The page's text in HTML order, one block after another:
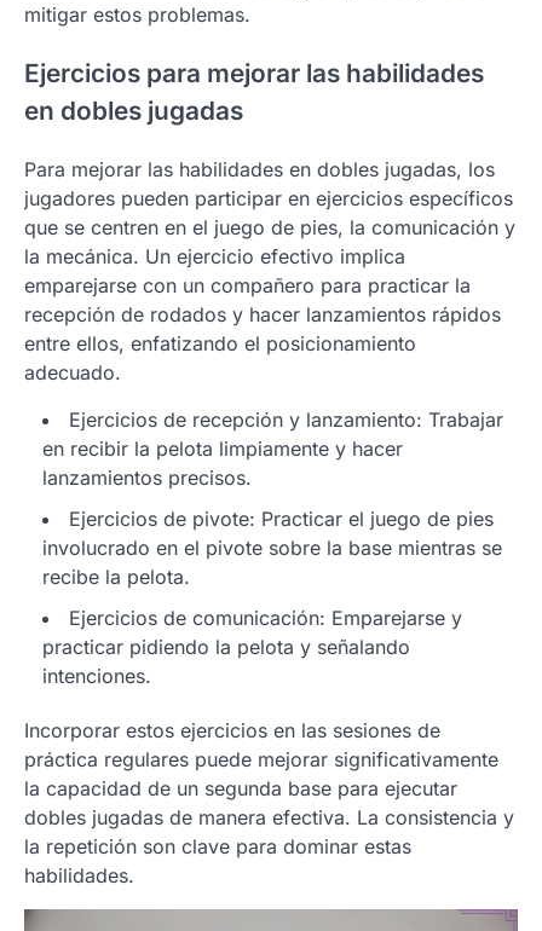
mitigar estos problemas.
Ejercicios para mejorar las habilidades
en dobles jugadas
Para mejorar las habilidades en dobles jugadas, los
jugadores pueden participar en ejercicios específicos
que se centren en el juego de pies, la comunicación y
la mecánica. Un ejercicio efectivo implica
emparejarse con un compañero para practicar la
recepción de rodados y hacer lanzamientos rápidos
entre ellos, enfatizando el posicionamiento
adecuado.
Ejercicios de recepción y lanzamiento: Trabajar
en recibir la pelota limpiamente y hacer
lanzamientos precisos.
Ejercicios de pivote: Practicar el juego de pies
involucrado en el pivote sobre la base mientras se
recibe la pelota.
Ejercicios de comunicación: Emparejarse y
practicar pidiendo la pelota y señalando
intenciones.
Incorporar estos ejercicios en las sesiones de
práctica regulares puede mejorar significativamente
la capacidad de un segunda base para ejecutar
dobles jugadas de manera efectiva. La consistencia y
la repetición son clave para dominar estas
habilidades.